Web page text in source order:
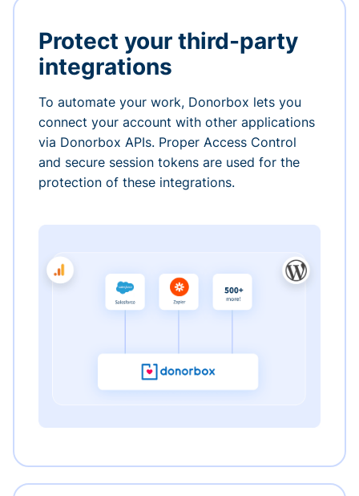
Protect your third-party
integrations
To automate your work, Donorbox lets you
connect your account with other applications
via Donorbox APIs. Proper Access Control
and secure session tokens are used for the
protection of these integrations.